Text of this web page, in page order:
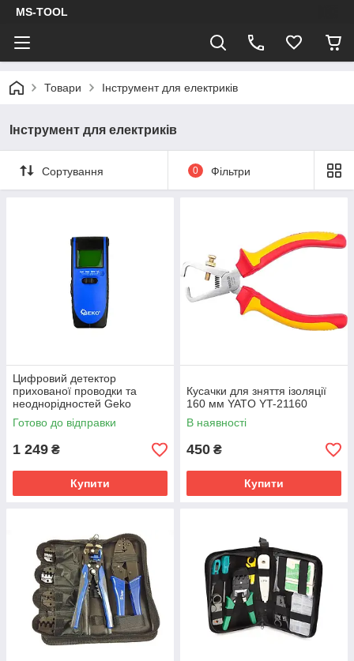
MS-TOOL
Товари Інструмент для електриків
Інструмент для електриків
Сортування 0 Фільтри
Цифровий детектор
прихованої проводки та
неоднорідностей Geko
G03360
Готово до відправки
1 249 ₴
Купити
Кусачки для зняття ізоляції
160 мм YATO YT-21160
В наявності
450 ₴
Купити